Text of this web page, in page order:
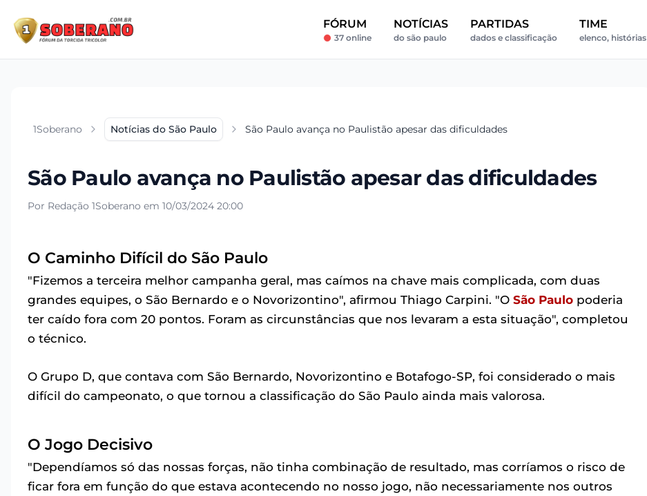
FÓRUM
37 online
NOTÍCIAS
do são paulo
PARTIDAS
dados e classificação
TIME
elenco, histórias
1Soberano Notícias do São Paulo São Paulo avança no Paulistão apesar das dificuldades
São Paulo avança no Paulistão apesar das dificuldades
Por Redação 1Soberano em 10/03/2024 20:00
O Caminho Difícil do São Paulo
"Fizemos a terceira melhor campanha geral, mas caímos na chave mais complicada, com duas
grandes equipes, o São Bernardo e o Novorizontino", afirmou Thiago Carpini. "O São Paulo poderia
ter caído fora com 20 pontos. Foram as circunstâncias que nos levaram a esta situação", completou
o técnico.
O Grupo D, que contava com São Bernardo, Novorizontino e Botafogo-SP, foi considerado o mais
difícil do campeonato, o que tornou a classificação do São Paulo ainda mais valorosa.
O Jogo Decisivo
"Dependíamos só das nossas forças, não tinha combinação de resultado, mas corríamos o risco de
ficar fora em função do que estava acontecendo no nosso jogo, não necessariamente nos outros